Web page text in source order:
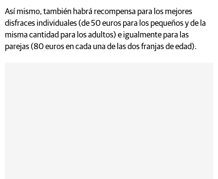
Así mismo, también habrá recompensa para los mejores
disfraces individuales (de 50 euros para los pequeños y de la
misma cantidad para los adultos) e igualmente para las
parejas (80 euros en cada una de las dos franjas de edad).